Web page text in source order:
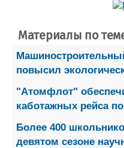
Материалы по
повысил
"Атомфлот"
каботажных рейса
Более 400
девятом сезоне